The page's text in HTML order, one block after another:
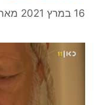
16 במרץ 2021